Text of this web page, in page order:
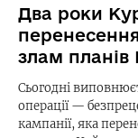
Два роки
злам планів
Сьогодні
операції —
кампанії, яка